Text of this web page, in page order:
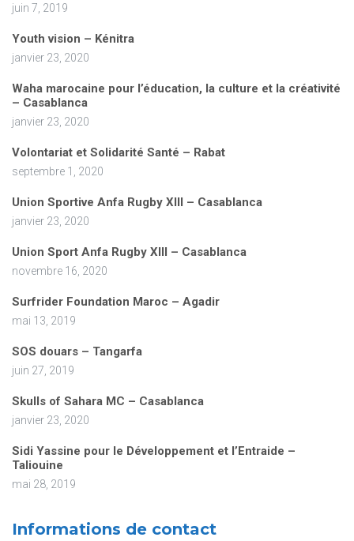
juin 7, 2019
Youth vision – Kénitra
janvier 23, 2020
Waha marocaine pour l’éducation, la culture et la créativité
– Casablanca
janvier 23, 2020
Volontariat et Solidarité Santé – Rabat
septembre 1, 2020
Union Sportive Anfa Rugby XIII – Casablanca
janvier 23, 2020
Union Sport Anfa Rugby XIII – Casablanca
novembre 16, 2020
Surfrider Foundation Maroc – Agadir
mai 13, 2019
SOS douars – Tangarfa
juin 27, 2019
Skulls of Sahara MC – Casablanca
janvier 23, 2020
Sidi Yassine pour le Développement et l’Entraide –
Taliouine
mai 28, 2019
Informations de contact